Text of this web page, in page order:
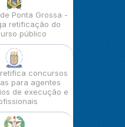
Ponta Grossa -
retificação do
público
retifica concursos
para agentes
de execução e